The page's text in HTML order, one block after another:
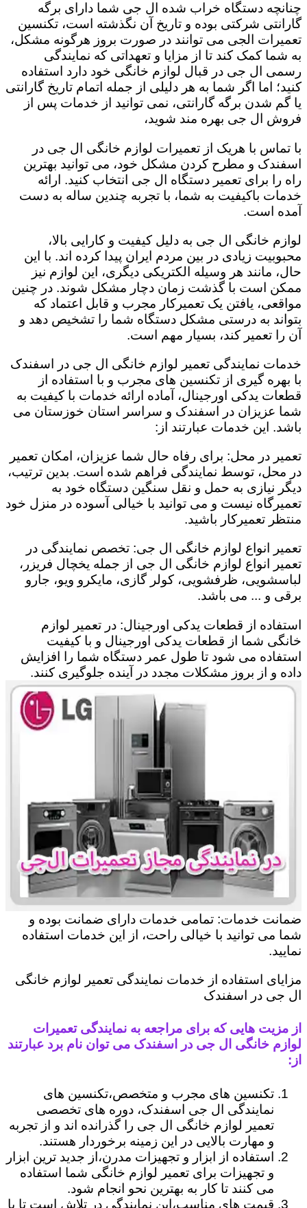
چنانچه دستگاه خراب شده ال جی شما دارای برگه
گارانتی شرکتی بوده و تاریخ آن نگذشته است، تکنسین
تعمیرات الجی می توانند در صورت بروز هرگونه مشکل،
به شما کمک کند تا از مزایا و تعهداتی که نمایندگی
رسمی ال جی در قبال لوازم خانگی خود دارد استفاده
کنید؛ اما اگر شما به هر دلیلی از جمله اتمام تاریخ گارانتی
یا گم شدن برگه گارانتی، نمی توانید از خدمات پس از
فروش ال جی بهره مند شوید،
با تماس با هریک از تعمیرات لوازم خانگی ال جی در
اسفندک و مطرح کردن مشکل خود، می توانید بهترین
راه را برای تعمیر دستگاه ال جی انتخاب کنید. ارائه
خدمات باکیفیت به شما، با تجربه چندین ساله به دست
آمده است.
لوازم خانگی ال جی به دلیل کیفیت و کارایی بالا،
محبوبیت زیادی در بین مردم ایران پیدا کرده اند. با این
حال، مانند هر وسیله الکتریکی دیگری، این لوازم نیز
ممکن است با گذشت زمان دچار مشکل شوند. در چنین
مواقعی، یافتن یک تعمیرکار مجرب و قابل اعتماد که
بتواند به درستی مشکل دستگاه شما را تشخیص دهد و
آن را تعمیر کند، بسیار مهم است.
خدمات نمایندگی تعمیر لوازم خانگی ال جی در اسفندک
با بهره گیری از تکنسین های مجرب و با استفاده از
قطعات یدکی اورجینال، آماده ارائه خدمات با کیفیت به
شما عزیزان در اسفندک و سراسر استان خوزستان می
باشد. این خدمات عبارتند از:
تعمیر در محل: برای رفاه حال شما عزیزان، امکان تعمیر
در محل، توسط نمایندگی فراهم شده است. بدین ترتیب،
دیگر نیازی به حمل و نقل سنگین دستگاه خود به
تعمیرگاه نیست و می توانید با خیالی آسوده در منزل خود
منتظر تعمیرکار باشید.
تعمیر انواع لوازم خانگی ال جی: تخصص نمایندگی در
تعمیر انواع لوازم خانگی ال جی از جمله یخچال فریزر،
لباسشویی، ظرفشویی، کولر گازی، مایکرو ویو، جارو
برقی و ... می باشد.
استفاده از قطعات یدکی اورجینال: در تعمیر لوازم
خانگی شما از قطعات یدکی اورجینال و با کیفیت
استفاده می شود تا طول عمر دستگاه شما را افزایش
داده و از بروز مشکلات مجدد در آینده جلوگیری کنند.
ضمانت خدمات: تمامی خدمات دارای ضمانت بوده و
شما می توانید با خیالی راحت، از این خدمات استفاده
نمایید.
مزایای استفاده از خدمات نمایندگی تعمیر لوازم خانگی
ال جی در اسفندک
از مزیت هایی که برای مراجعه به نمایندگی تعمیرات
لوازم خانگی ال جی در اسفندک می توان نام برد عبارتند
از:
تکنسین های مجرب و متخصص،تکنسین های
نمایندگی ال جی اسفندک، دوره های تخصصی
تعمیر لوازم خانگی ال جی را گذرانده اند و از تجربه
و مهارت بالایی در این زمینه برخوردار هستند.
استفاده از ابزار و تجهیزات مدرن،از جدید ترین ابزار
و تجهیزات برای تعمیر لوازم خانگی شما استفاده
می کنند تا کار به بهترین نحو انجام شود.
قیمت های مناسب،این نمایندگی در تلاش است تا با